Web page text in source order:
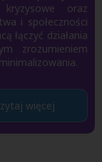
oraz
i społeczności
łączyć działania
zrozumieniem
więcej